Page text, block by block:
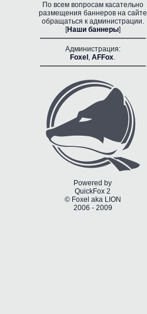
По всем вопросам касательно
размещения баннеров на сайте
обращаться к администрации.
[Наши баннеры]
Администрация:
Foxel , AFFox.
Powered by
QuickFox 2
© Foxel aka LION
2006 - 2009